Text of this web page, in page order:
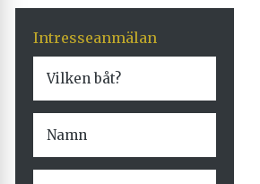
Intresseanmälan